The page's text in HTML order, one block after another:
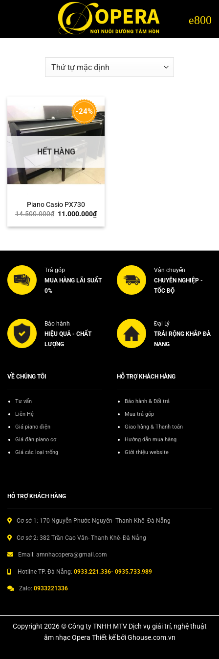
-24%
HẾT HÀNG
Piano Casio PX730
14.500.000₫ Giá
là:
11.000.000₫Giá
hiện
tại
Trả góp
MUA HÀNG LÃI SUẤT
0%
Vận chuyển
CHUYÊN NGHIỆP -
TỐC ĐỘ
Bảo hành
HIỆU QUẢ - CHẤT
LƯỢNG
Đại Lý
TRẢI RỘNG KHẮP ĐÀ
NẴNG
VỀ CHÚNG TÔI
Tư vấn
Liên Hệ
Giá piano điện
Giá đàn piano cơ
Giá các loại trống
HỖ TRỢ KHÁCH HÀNG
Bảo hành & Đổi trả
Mua trả góp
Giao hàng & Thanh toán
Hướng dẫn mua hàng
Giới thiệu website
HỖ TRỢ KHÁCH HÀNG
Cơ sở 1: 170 Nguyễn Phước Nguyên- Thanh Khê- Đà Nẵng
Cơ sở 2: 382 Trần Cao Vân- Thanh Khê- Đà Nẵng
Email: amnhacopera@gmail.com
Hotline TP. Đà Nẵng: 0933.221.336- 0935.733.989
Zalo: 0933221336
Copyright 2026 © Công ty TNHH MTV Dịch vụ giải trí, nghệ thuật
âm nhạc Opera Thiết kế bởi Ghouse.com.vn